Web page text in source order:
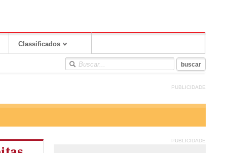
Classificados
PUBLICIDADE
PUBLICIDADE